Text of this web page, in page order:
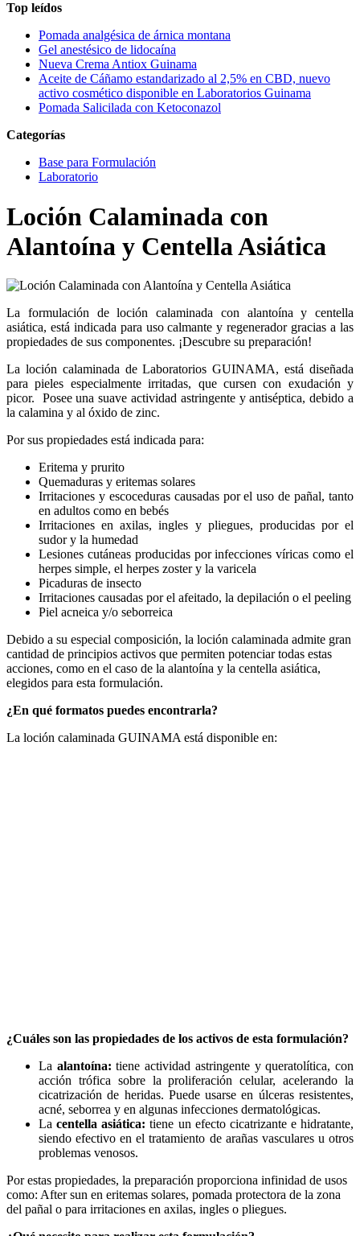
Top leídos
Pomada analgésica de árnica montana
Gel anestésico de lidocaína
Nueva Crema Antiox Guinama
Aceite de Cáñamo estandarizado al 2,5% en CBD, nuevo
activo cosmético disponible en Laboratorios Guinama
Pomada Salicilada con Ketoconazol
Categorías
Base para Formulación
Laboratorio
Loción Calaminada con
Alantoína y Centella Asiática
La formulación de loción calaminada con alantoína y centella
asiática, está indicada para uso calmante y regenerador gracias a las
propiedades de sus componentes. ¡Descubre su preparación!
La loción calaminada de Laboratorios GUINAMA, está diseñada
para pieles especialmente irritadas, que cursen con exudación y
picor. Posee una suave actividad astringente y antiséptica, debido a
la calamina y al óxido de zinc.
Por sus propiedades está indicada para:
Eritema y prurito
Quemaduras y eritemas solares
Irritaciones y escoceduras causadas por el uso de pañal, tanto
en adultos como en bebés
Irritaciones en axilas, ingles y pliegues, producidas por el
sudor y la humedad
Lesiones cutáneas producidas por infecciones víricas como el
herpes simple, el herpes zoster y la varicela
Picaduras de insecto
Irritaciones causadas por el afeitado, la depilación o el peeling
Piel acneica y/o seborreica
Debido a su especial composición, la loción calaminada admite gran
cantidad de principios activos que permiten potenciar todas estas
acciones, como en el caso de la alantoína y la centella asiática,
elegidos para esta formulación.
¿En qué formatos puedes encontrarla?
La loción calaminada GUINAMA está disponible en:
¿Cuáles son las propiedades de los activos de esta formulación?
La alantoína: tiene actividad astringente y queratolítica, con
acción trófica sobre la proliferación celular, acelerando la
cicatrización de heridas. Puede usarse en úlceras resistentes,
acné, seborrea y en algunas infecciones dermatológicas.
Lacentella asiática: tiene un efecto cicatrizante e hidratante,
siendo efectivo en el tratamiento de arañas vasculares u otros
problemas venosos.
Por estas propiedades, la preparación proporciona infinidad de usos
como: After sun en eritemas solares, pomada protectora de la zona
del pañal o para irritaciones en axilas, ingles o pliegues.